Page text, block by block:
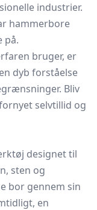
industrier.
hammerbore
på.
bruger, er
dyb forståelse
Bliv
selvtillid og
designet til
sten og
bor gennem sin
en